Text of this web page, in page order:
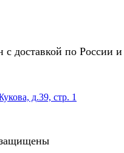
доставкой по России и
д.39, стр. 1